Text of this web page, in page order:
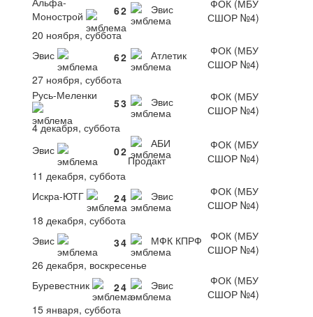
Монострой
62 Эвис
ФОК (МБУ
СШОР №4)
20 ноября, суббота
Эвис
62 Атлетик
ФОК (МБУ
СШОР №4)
27 ноября, суббота
Русь-Меленки
53 Эвис
ФОК (МБУ
СШОР №4)
4 декабря, суббота
Эвис
02
АБИ
Продакт
ФОК (МБУ
СШОР №4)
11 декабря, суббота
Искра-ЮТГ
24 Эвис
ФОК (МБУ
СШОР №4)
18 декабря, суббота
Эвис
34 МФК КПРФ
ФОК (МБУ
СШОР №4)
26 декабря, воскресенье
Буревестник
24 Эвис
ФОК (МБУ
СШОР №4)
15 января, суббота